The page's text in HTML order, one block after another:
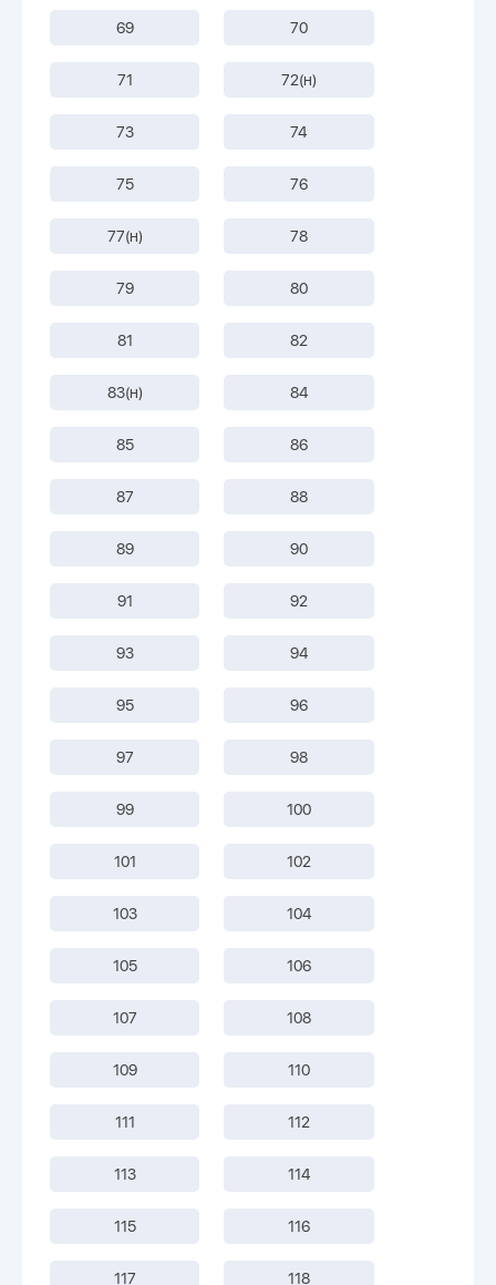
69 70
71 72(н)
73 74
75 76
77(н) 78
79 80
81 82
83(н) 84
85 86
87 88
89 90
91 92
93 94
95 96
97 98
99 100
101 102
103 104
105 106
107 108
109 110
111 112
113 114
115 116
117 118